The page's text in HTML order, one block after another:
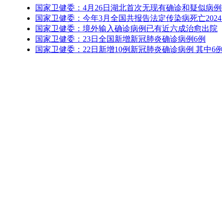
国家卫健委：4月26日湖北首次无现有确诊和疑似病
国家卫健委：今年3月全国共报告法定传染病死亡
国家卫健委：境外输入确诊病例已有近六成治愈出院
国家卫健委：23日全国新增新冠肺炎确诊病例6例
国家卫健委：22日新增10例新冠肺炎确诊病例 其中6